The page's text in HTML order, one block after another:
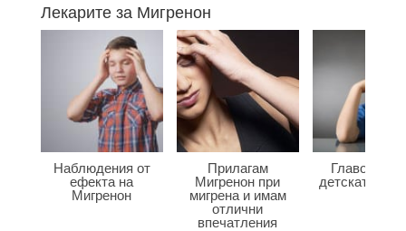
Лекарите за Мигренон
Наблюдения от
ефекта на
Мигренон
Прилагам
Мигренон при
мигрена и имам
отлични
впечатления
детската